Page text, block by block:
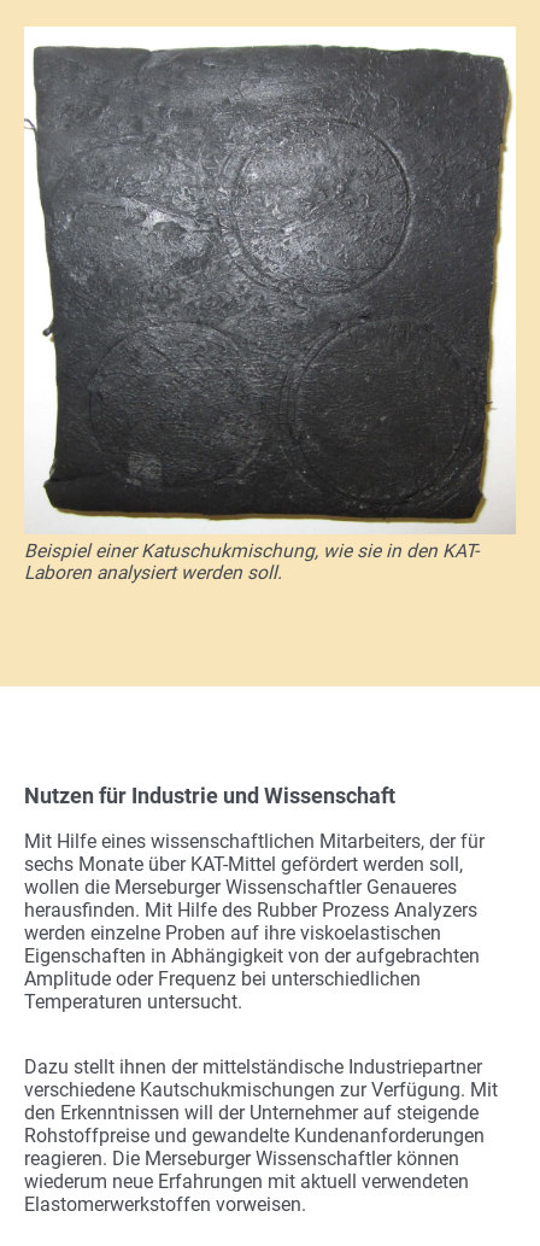
Beispiel einer Katuschukmischung, wie sie in den KAT-
Laboren analysiert werden soll.
Nutzen für Industrie und Wissenschaft
Mit Hilfe eines wissenschaftlichen Mitarbeiters, der für
sechs Monate über KAT-Mittel gefördert werden soll,
wollen die Merseburger Wissenschaftler Genaueres
herausfinden. Mit Hilfe des Rubber Prozess Analyzers
werden einzelne Proben auf ihre viskoelastischen
Eigenschaften in Abhängigkeit von der aufgebrachten
Amplitude oder Frequenz bei unterschiedlichen
Temperaturen untersucht.
Dazu stellt ihnen der mittelständische Industriepartner
verschiedene Kautschukmischungen zur Verfügung. Mit
den Erkenntnissen will der Unternehmer auf steigende
Rohstoffpreise und gewandelte Kundenanforderungen
reagieren. Die Merseburger Wissenschaftler können
wiederum neue Erfahrungen mit aktuell verwendeten
Elastomerwerkstoffen vorweisen.